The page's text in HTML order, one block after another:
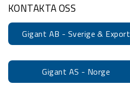
KONTAKTA OSS
Gigant AB - Sverige & Export
Gigant AS - Norge